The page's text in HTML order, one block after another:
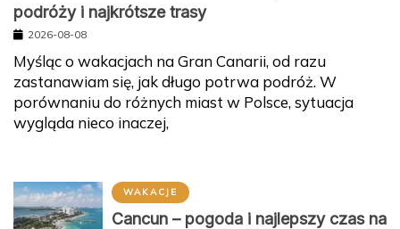
podróży i najkrótsze trasy
2026-08-08
Myśląc o wakacjach na Gran Canarii, od razu
zastanawiam się, jak długo potrwa podróż. W
porównaniu do różnych miast w Polsce, sytuacja
wygląda nieco inaczej,
WAKACJE
Cancun – pogoda i najlepszy czas na